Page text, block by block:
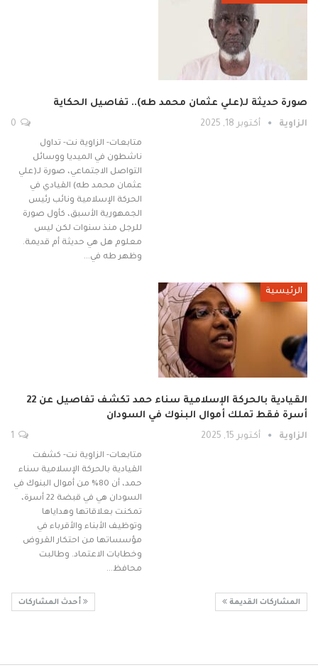
صورة حديثة لـ(علي عثمان محمد طه).. تفاصيل الحكاية
الزاوية أكتوبر 18, 2025
متابعات- الزاوية نت- تداول
ناشطون في الميديا ووسائل
التواصل الاجتماعي، صورة لـ(علي
عثمان محمد طه) القيادي في
الحركة الإسلامية ونائب رئيس
الجمهورية الأسبق، كأول صورة
للرجل منذ سنوات لكن ليس
معلوم هل هي حديثة أم قديمة.
وظهر طه في…
الرئيسية
القيادية بالحركة الإسلامية سناء حمد تكشف تفاصيل عن 22
أسرة فقط تملك أموال البنوك في السودان
الزاوية أكتوبر 15, 2025
متابعات- الزاوية نت- كشفت
القيادية بالحركة الإسلامية سناء
حمد، أن 80% من أموال البنوك في
السودان هي في قبضة 22 أسرة،
تمكنت بعلاقاتها وهداياها
وتوظيف الأبناء والأقرباء في
مؤسساتها من احتكار القروض
وخطابات الاعتماد. وطالبت
محافظ…
المشاركات القديمة أحدث المشاركات